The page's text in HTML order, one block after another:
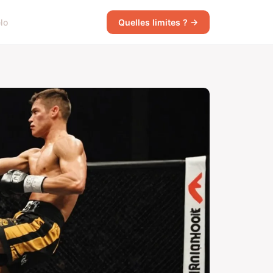
Quelles limites ? →